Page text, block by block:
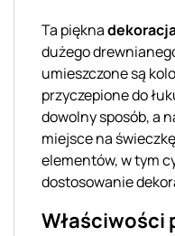
Ta piękna
dużego
umieszczone są
przyczepione do
dowolny sposób, a
miejsce na
elementów, w tym
dostosowanie
Właściwości